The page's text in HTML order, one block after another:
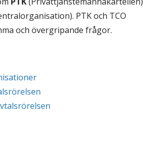
PTK och TCO
och övergripande frågor.